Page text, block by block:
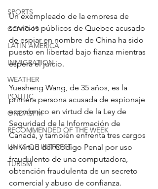
SPORTS
COVID-19
LATIN AMERICA
INMIGRATION
WEATHER
POLITIC
ONDASFM
RECOMMENDED OF THE WEEK
LINKS OF INTEREST
TURISM
Un exempleado de la empresa de
servicios públicos de Quebec acusado
de espiar en nombre de China ha sido
puesto en libertad bajo fianza mientras
espera el juicio.
Yuesheng Wang, de 35 años, es la
primera persona acusada de espionaje
económico en virtud de la Ley de
Seguridad de la Información de
Canadá, y también enfrenta tres cargos
en virtud del Código Penal por uso
fraudulento de una computadora,
obtención fraudulenta de un secreto
comercial y abuso de confianza.